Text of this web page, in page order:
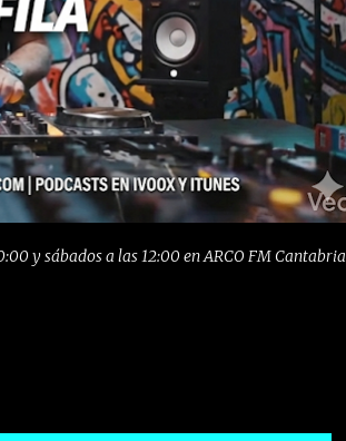
y sábados a las 12:00 en ARCO FM Cantabria